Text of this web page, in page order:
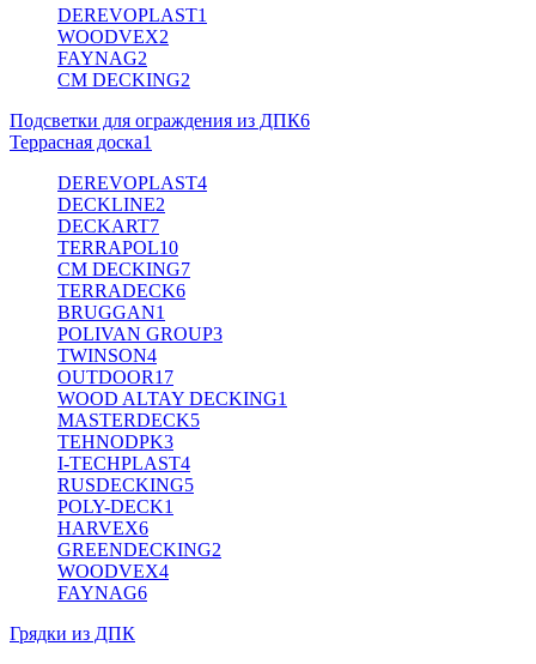
DEREVOPLAST1
WOODVEX2
FAYNAG2
CM DECKING2
Подсветки для ограждения из ДПК6
Террасная доска1
DEREVOPLAST4
DECKLINE2
DECKART7
TERRAPOL10
CM DECKING7
TERRADECK6
BRUGGAN1
POLIVAN GROUP3
TWINSON4
OUTDOOR17
WOOD ALTAY DECKING1
MASTERDECK5
TEHNODPK3
I-TECHPLAST4
RUSDECKING5
POLY-DECK1
HARVEX6
GREENDECKING2
WOODVEX4
FAYNAG6
Грядки из ДПК